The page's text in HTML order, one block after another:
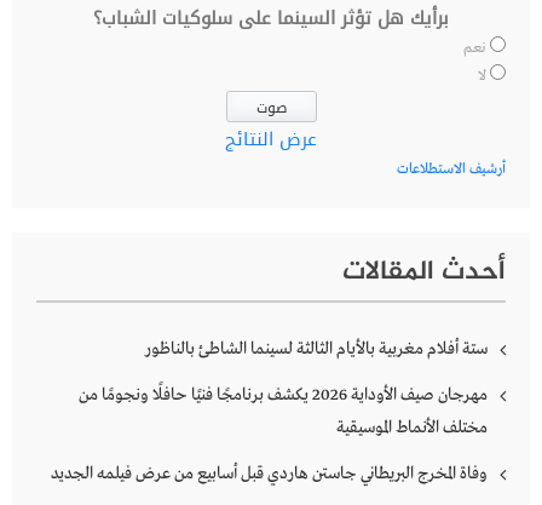
برأيك هل تؤثر السينما على سلوكيات الشباب؟
نعم
لا
عرض النتائج
أرشيف الاستطلاعات
أحدث المقالات
ستة أفلام مغربية بالأيام الثالثة لسينما الشاطئ بالناظور
مهرجان صيف الأوداية 2026 يكشف برنامجًا فنيًا حافلًا ونجومًا من
مختلف الأنماط الموسيقية
وفاة المخرج البريطاني جاستن هاردي قبل أسابيع من عرض فيلمه الجديد